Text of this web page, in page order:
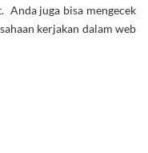
Anda juga bisa mengecek
kerjakan dalam web